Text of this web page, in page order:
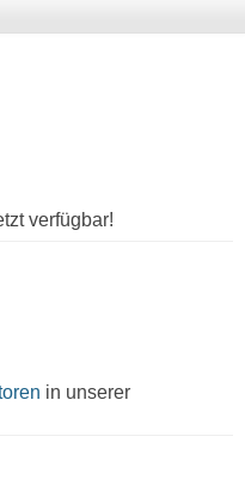
verfügbar!
in unserer